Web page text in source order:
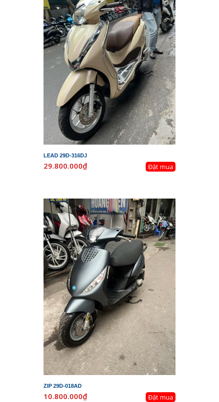
LEAD 29D-316DJ
29.800.000₫ Đặt mua
ZIP 29D-018AD
10.800.000₫ Đặt mua